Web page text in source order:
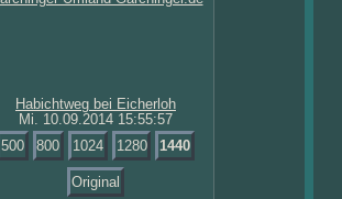
Mi. 10.09.2014 15:55:57
500
800 1024 1280 1440
Original